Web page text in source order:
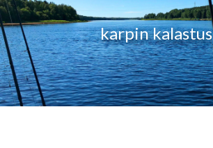
karpin kalastus